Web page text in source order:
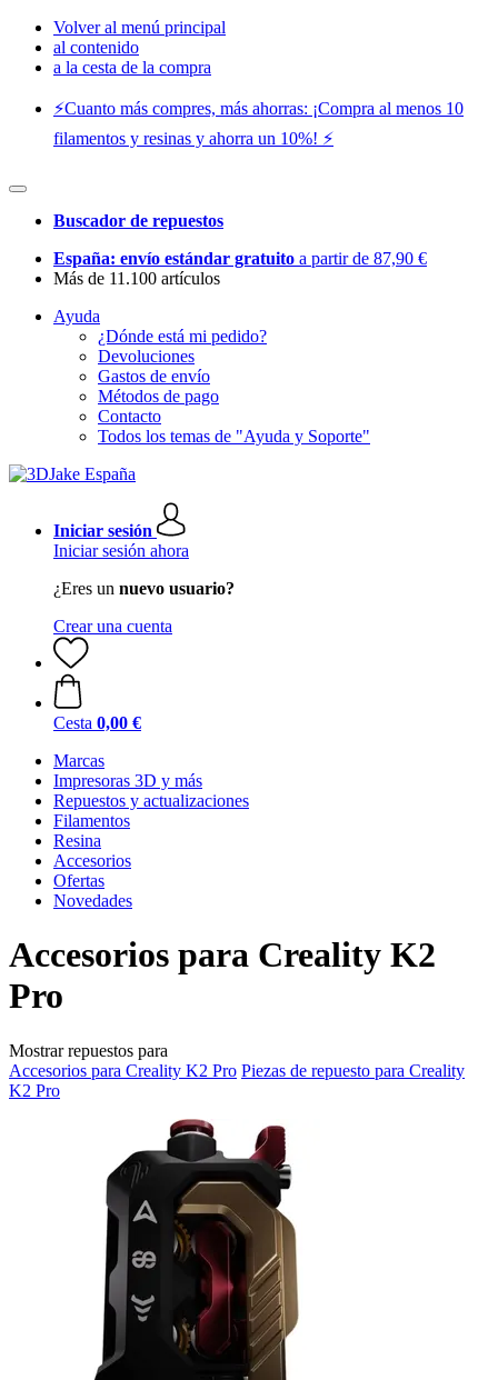
Volver al menú principal
al contenido
a la cesta de la compra
⚡️Cuanto más compres, más ahorras: ¡Compra al menos 10
filamentos y resinas y ahorra un 10%! ⚡️
Buscador de repuestos
España: envío estándar gratuito a partir de 87,90 €
Más de 11.100 artículos
Ayuda
¿Dónde está mi pedido?
Devoluciones
Gastos de envío
Métodos de pago
Contacto
Todos los temas de "Ayuda y Soporte"
Iniciar sesión
Iniciar sesión ahora
¿Eres un nuevo usuario?
Crear una cuenta
Cesta 0,00 €
Marcas
Impresoras 3D y más
Repuestos y actualizaciones
Filamentos
Resina
Accesorios
Ofertas
Novedades
Accesorios para Creality K2
Pro
Mostrar repuestos para
Accesorios para Creality K2 Pro Piezas de repuesto para Creality
K2 Pro